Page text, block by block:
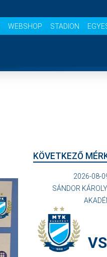
WEBSHOP STADION
KÖVETKEZŐ
2026-08-
SÁNDOR
VS